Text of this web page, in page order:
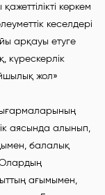
көркем
кеселдері
арқауы етуге
күрескерлік
жол»
аясында алынып,
балалық
ағымымен,